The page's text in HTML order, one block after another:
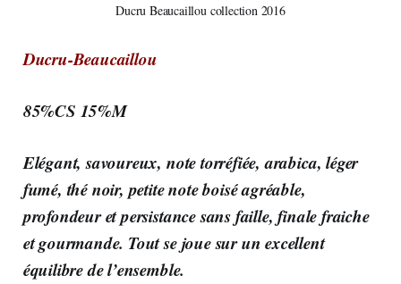
Ducru Beaucaillou collection 2016
Ducru-Beaucaillou
85%CS 15%M
Elégant, savoureux, note torréfiée, arabica, léger
fumé, thé noir, petite note boisé agréable,
profondeur et persistance sans faille, finale fraiche
et gourmande. Tout se joue sur un excellent
équilibre de l’ensemble.